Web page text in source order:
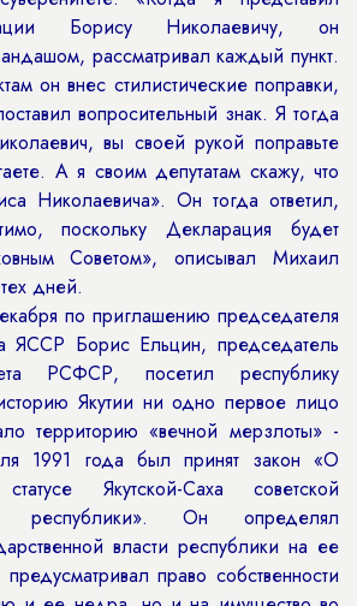
Борису Николаевичу, он
рассматривал каждый пункт.
он внес стилистические поправки,
вопросительный знак. Я тогда
вы своей рукой поправьте
А я своим депутатам скажу, что
Николаевича». Он тогда ответил,
поскольку Декларация будет
Советом», описывал Михаил
дней.
по приглашению председателя
ЯССР Борис Ельцин, председатель
РСФСР, посетил республику
Якутии ни одно первое лицо
территорию «вечной мерзлоты» -
1991 года был принят закон «О
статусе Якутской-Саха советской
республики». Он определял
власти республики на ее
право собственности